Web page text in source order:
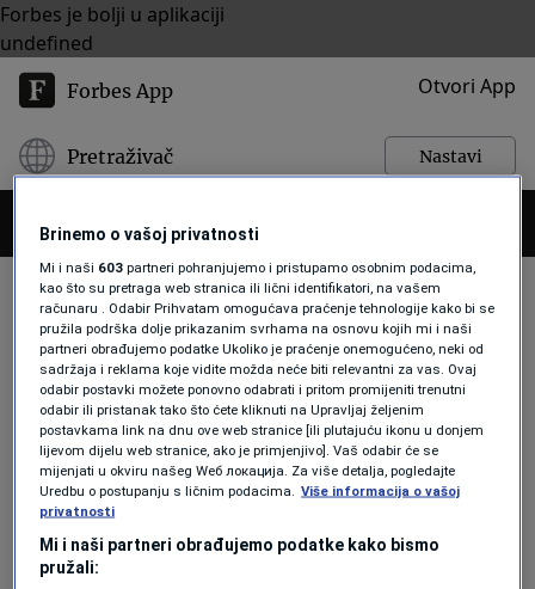
Forbes je bolji u aplikaciji
undefined
Forbes App Otvori App
Pretraživač Nastavi
VICTORIAS SECRET
BIZNIS
Firma koja posluje i u BiH dovodi
čuveni modni brend u susjedstvo,
može li Sarajevo biti sljedeća adresa?
Brinemo o vašoj privatnosti
Mi i naši 603 partneri pohranjujemo i pristupamo osobnim podacima,
kao što su pretraga web stranica ili lični identifikatori, na vašem
računaru . Odabir Prihvatam omogućava praćenje tehnologije kako bi se
pružila podrška dolje prikazanim svrhama na osnovu kojih mi i naši
partneri obrađujemo podatke Ukoliko je praćenje onemogućeno, neki od
sadržaja i reklama koje vidite možda neće biti relevantni za vas. Ovaj
odabir postavki možete ponovno odabrati i pritom promijeniti trenutni
odabir ili pristanak tako što ćete kliknuti na Upravljaj željenim
postavkama link na dnu ove web stranice [ili plutajuću ikonu u donjem
lijevom dijelu web stranice, ako je primjenjivo]. Vaš odabir će se
mijenjati u okviru našeg Wеб локација. Za više detalja, pogledajte
Uredbu o postupanju s ličnim podacima.
Više informacija o vašoj
privatnosti
Mi i naši partneri obrađujemo podatke kako bismo
pružali: